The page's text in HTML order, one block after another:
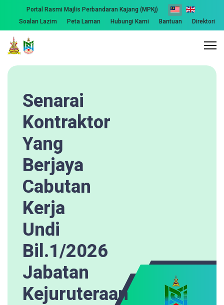
Portal Rasmi Majlis Perbandaran Kajang (MPKj)
Soalan Lazim
Peta Laman Hubungi Kami Bantuan Direktori
Senarai
Kontraktor
Yang
Berjaya
Cabutan
Kerja
Undi
Bil.1/2026
Jabatan
Kejuruteraan